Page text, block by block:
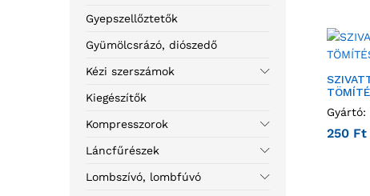
Gyártó:
250 Ft
Gyepszellőztetők
Gyümölcsrázó, diószedő
Kézi szerszámok
Kiegészítők
Kompresszorok
Láncfűrészek
Lombszívó, lombfúvó